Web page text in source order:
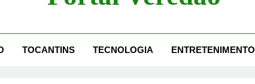
TOCANTINS TECNOLOGIA ENTRETENIMENTO